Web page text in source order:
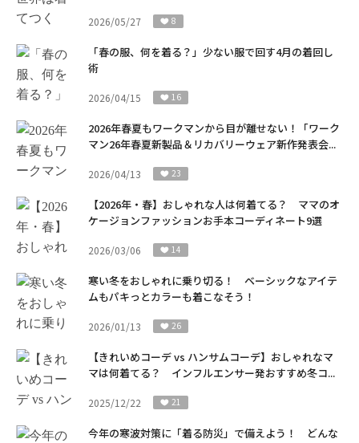
2026/05/27 8
「春の服、何を着る？」少ない服で回す4月の着回し
術
2026/04/15 16
2026年春夏もワークマンから目が離せない！「ワーク
マン26年春夏新製品＆リカバリーウェア新作発表会...
2026/04/13 23
【2026年・春】おしゃれな人は何着てる？ ママのオ
ケージョンファッションお手本コーディネート9選
2026/03/06 14
寒い冬をおしゃれに乗り切る！ ベーシックなアイテ
ムもパキっとカラーも着こなそう！
2026/01/13 26
【きれいめコーデ vs ハンサムコーデ】おしゃれなマ
マは何着てる？ インフルエンサー発おすすめ冬コ...
2025/12/22 21
今年の寒波対策に「着る防災」で備えよう！ どんな